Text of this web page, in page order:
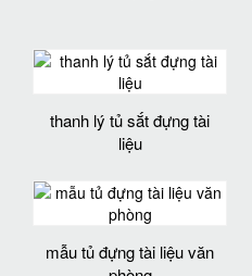
thanh lý tủ sắt đựng tài
liệu
mẫu tủ đựng tài liệu văn